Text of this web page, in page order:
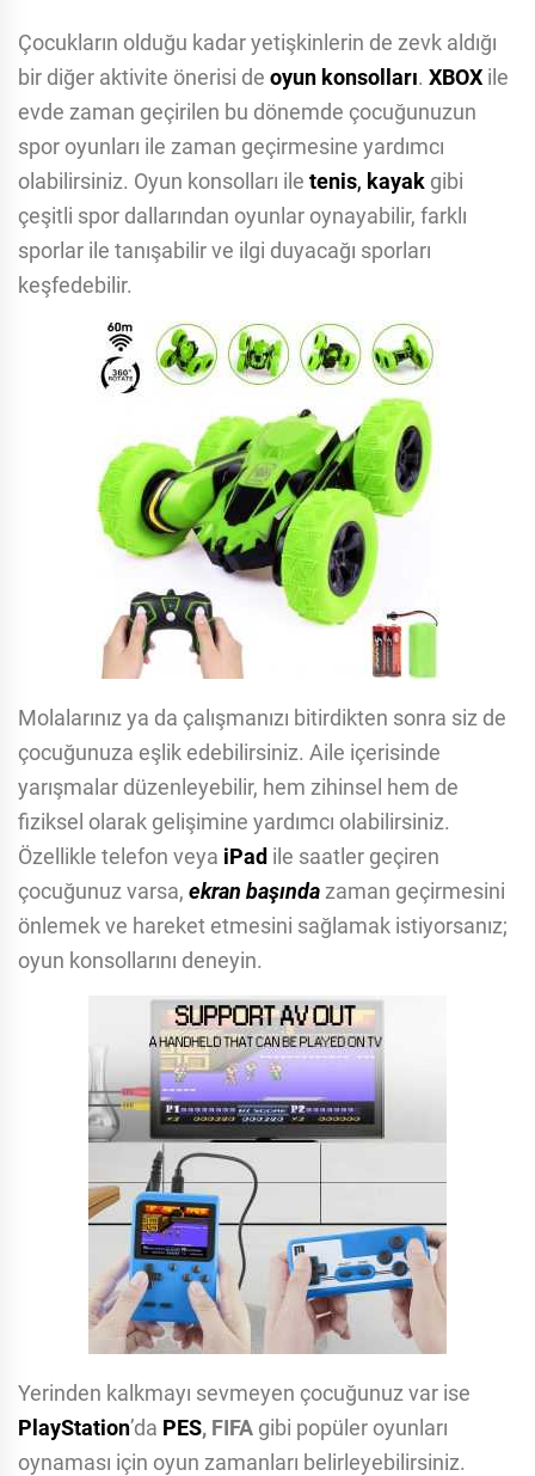
Çocukların olduğu kadar yetişkinlerin de zevk aldığı
bir diğer aktivite önerisi de oyun konsolları. XBOX ile
evde zaman geçirilen bu dönemde çocuğunuzun
spor oyunları ile zaman geçirmesine yardımcı
olabilirsiniz. Oyun konsolları ile tenis, kayak gibi
çeşitli spor dallarından oyunlar oynayabilir, farklı
sporlar ile tanışabilir ve ilgi duyacağı sporları
keşfedebilir.
Molalarınız ya da çalışmanızı bitirdikten sonra siz de
çocuğunuza eşlik edebilirsiniz. Aile içerisinde
yarışmalar düzenleyebilir, hem zihinsel hem de
fiziksel olarak gelişimine yardımcı olabilirsiniz.
Özellikle telefon veya iPad ile saatler geçiren
çocuğunuz varsa, ekran başında zaman geçirmesini
önlemek ve hareket etmesini sağlamak istiyorsanız;
oyun konsollarını deneyin.
Yerinden kalkmayı sevmeyen çocuğunuz var ise
PlayStation’da PES, FIFA gibi popüler oyunları
oynaması için oyun zamanları belirleyebilirsiniz.